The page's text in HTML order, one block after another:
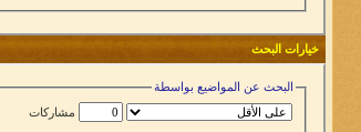
خيارات البحث
البحث عن المواضيع بواسطة
مشاركات